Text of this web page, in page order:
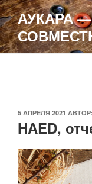
Перейти
к
содержимому
АУКАРА
ОПУБЛИКОВАНО
5 АПРЕЛЯ 2021 АВТОР:
HAED,